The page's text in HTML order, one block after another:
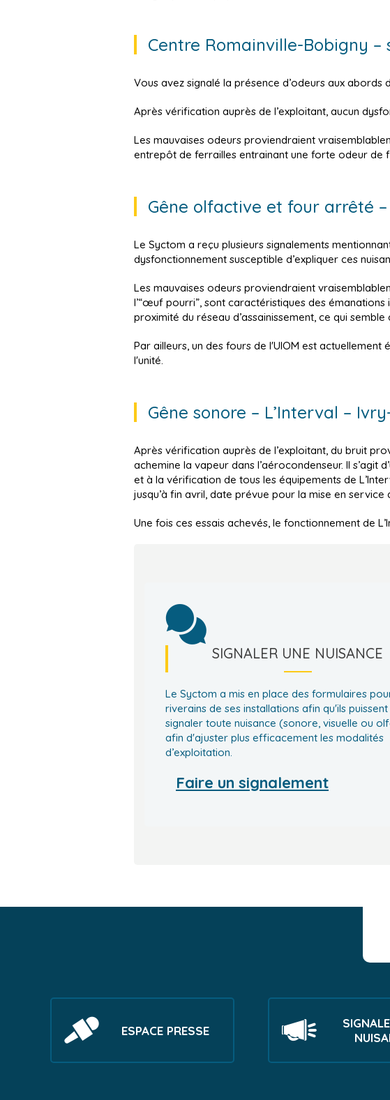
Centre Romainville-Bobigny –
Vous avez signalé la présence d’odeurs aux
Après vérification auprès de l’exploitant, aucun
Les mauvaises odeurs proviendraient
entrepôt de ferrailles entrainant une forte odeur de
Gêne olfactive et four arrêté –
Le Syctom a reçu plusieurs signalements
dysfonctionnement susceptible d’expliquer ces
Les mauvaises odeurs proviendraient
l’“œuf pourri”, sont caractéristiques des émanations
proximité du réseau d’assainissement, ce qui
Par ailleurs, un des fours de l'UIOM est
l'unité.
Gêne sonore – L’Interval –
Après vérification auprès de l’exploitant, du bruit
achemine la vapeur dans l’aérocondenseur. Il
et à la vérification de tous les équipements de
jusqu’à fin avril, date prévue pour la mise en
Une fois ces essais achevés, le fonctionnement de
SIGNALER UNE NUISANCE
Le Syctom a mis en place des formulaires
riverains de ses installations afin qu'ils puissent
signaler toute nuisance (sonore, visuelle ou
afin d'ajuster plus efficacement les modalités
d’exploitation.
Faire un signalement
ESPACE PRESSE